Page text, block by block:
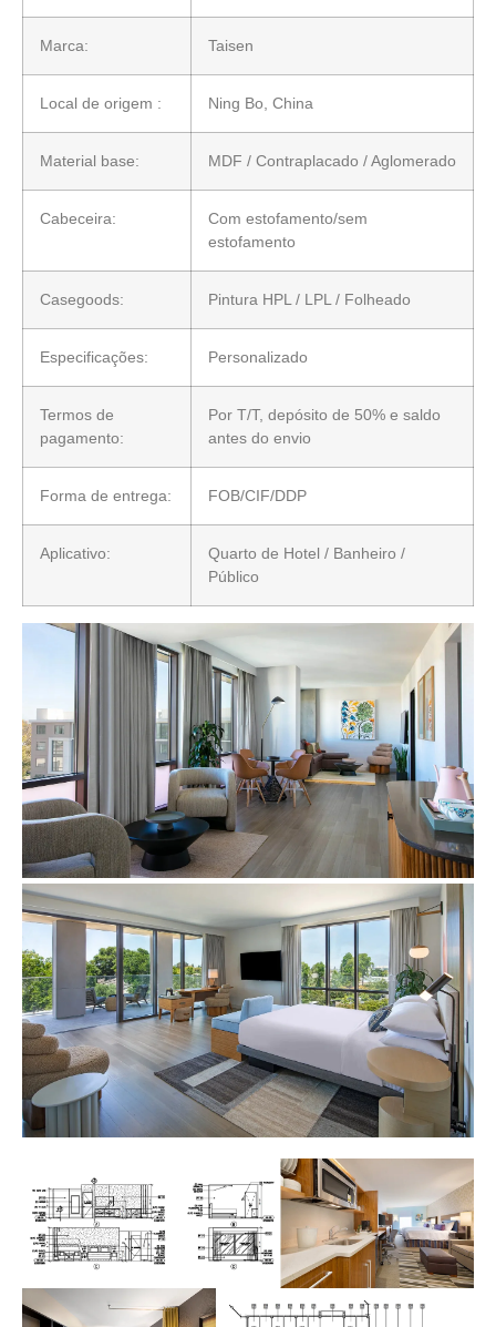
Marca: Taisen
Local de origem : Ning Bo, China
Material base: MDF / Contraplacado / Aglomerado
Cabeceira:
Com estofamento/sem
estofamento
Casegoods: Pintura HPL / LPL / Folheado
Especificações: Personalizado
Termos de
pagamento:
Por T/T, depósito de 50% e saldo
antes do envio
Forma de entrega: FOB/CIF/DDP
Aplicativo:
Quarto de Hotel / Banheiro /
Público